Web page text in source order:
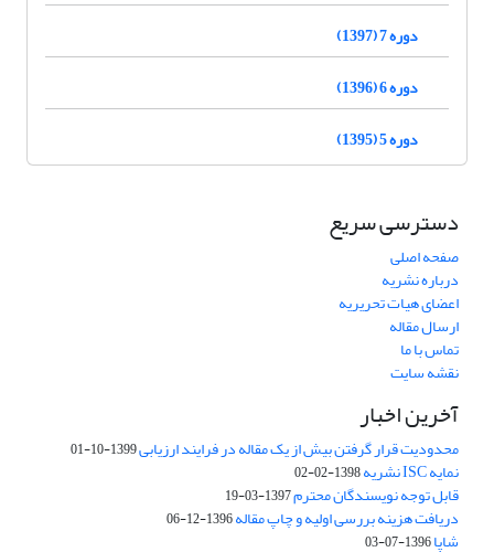
دوره 7 (1397)
دوره 6 (1396)
دوره 5 (1395)
دسترسی سریع
صفحه اصلی
درباره نشریه
اعضای هیات تحریریه
ارسال مقاله
تماس با ما
نقشه سایت
آخرین اخبار
محدودیت قرار گرفتن بیش از یک مقاله در فرایند ارزیابی1399-10-01
نمایه ISC نشریه 1398-02-02
قابل توجه نویسندگان محترم1397-03-19
دریافت هزینه بررسی اولیه و چاپ مقاله1396-12-06
شاپا1396-07-03